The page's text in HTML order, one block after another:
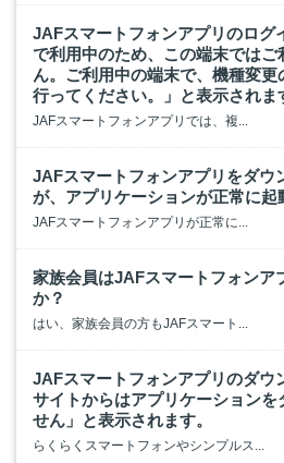
JAFスマートフォンアプリのログ
で利用中のため、この端末ではご
ん。ご利用中の端末で、機種変
行ってください。」と表示されま
JAFスマートフォンアプリでは、複...
JAFスマートフォンアプリをダウ
が、アプリケーションが正常に起
JAFスマートフォンアプリが正常に...
家族会員はJAFスマートフォンア
か？
はい、家族会員の方もJAFスマート...
JAFスマートフォンアプリのダウ
サイトからはアプリケーションを
せん」と表示されます。
らくらくスマートフォンやシンプルス...